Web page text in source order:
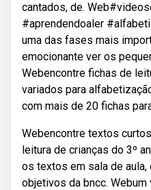
cantados, de.
#aprendendoaler
uma das fases mais
emocionante ver os
Webencontre fichas de
variados para
com mais de 20 fichas
Webencontre textos
leitura de crianças do 3º
os textos em sala de
objetivos da bncc.